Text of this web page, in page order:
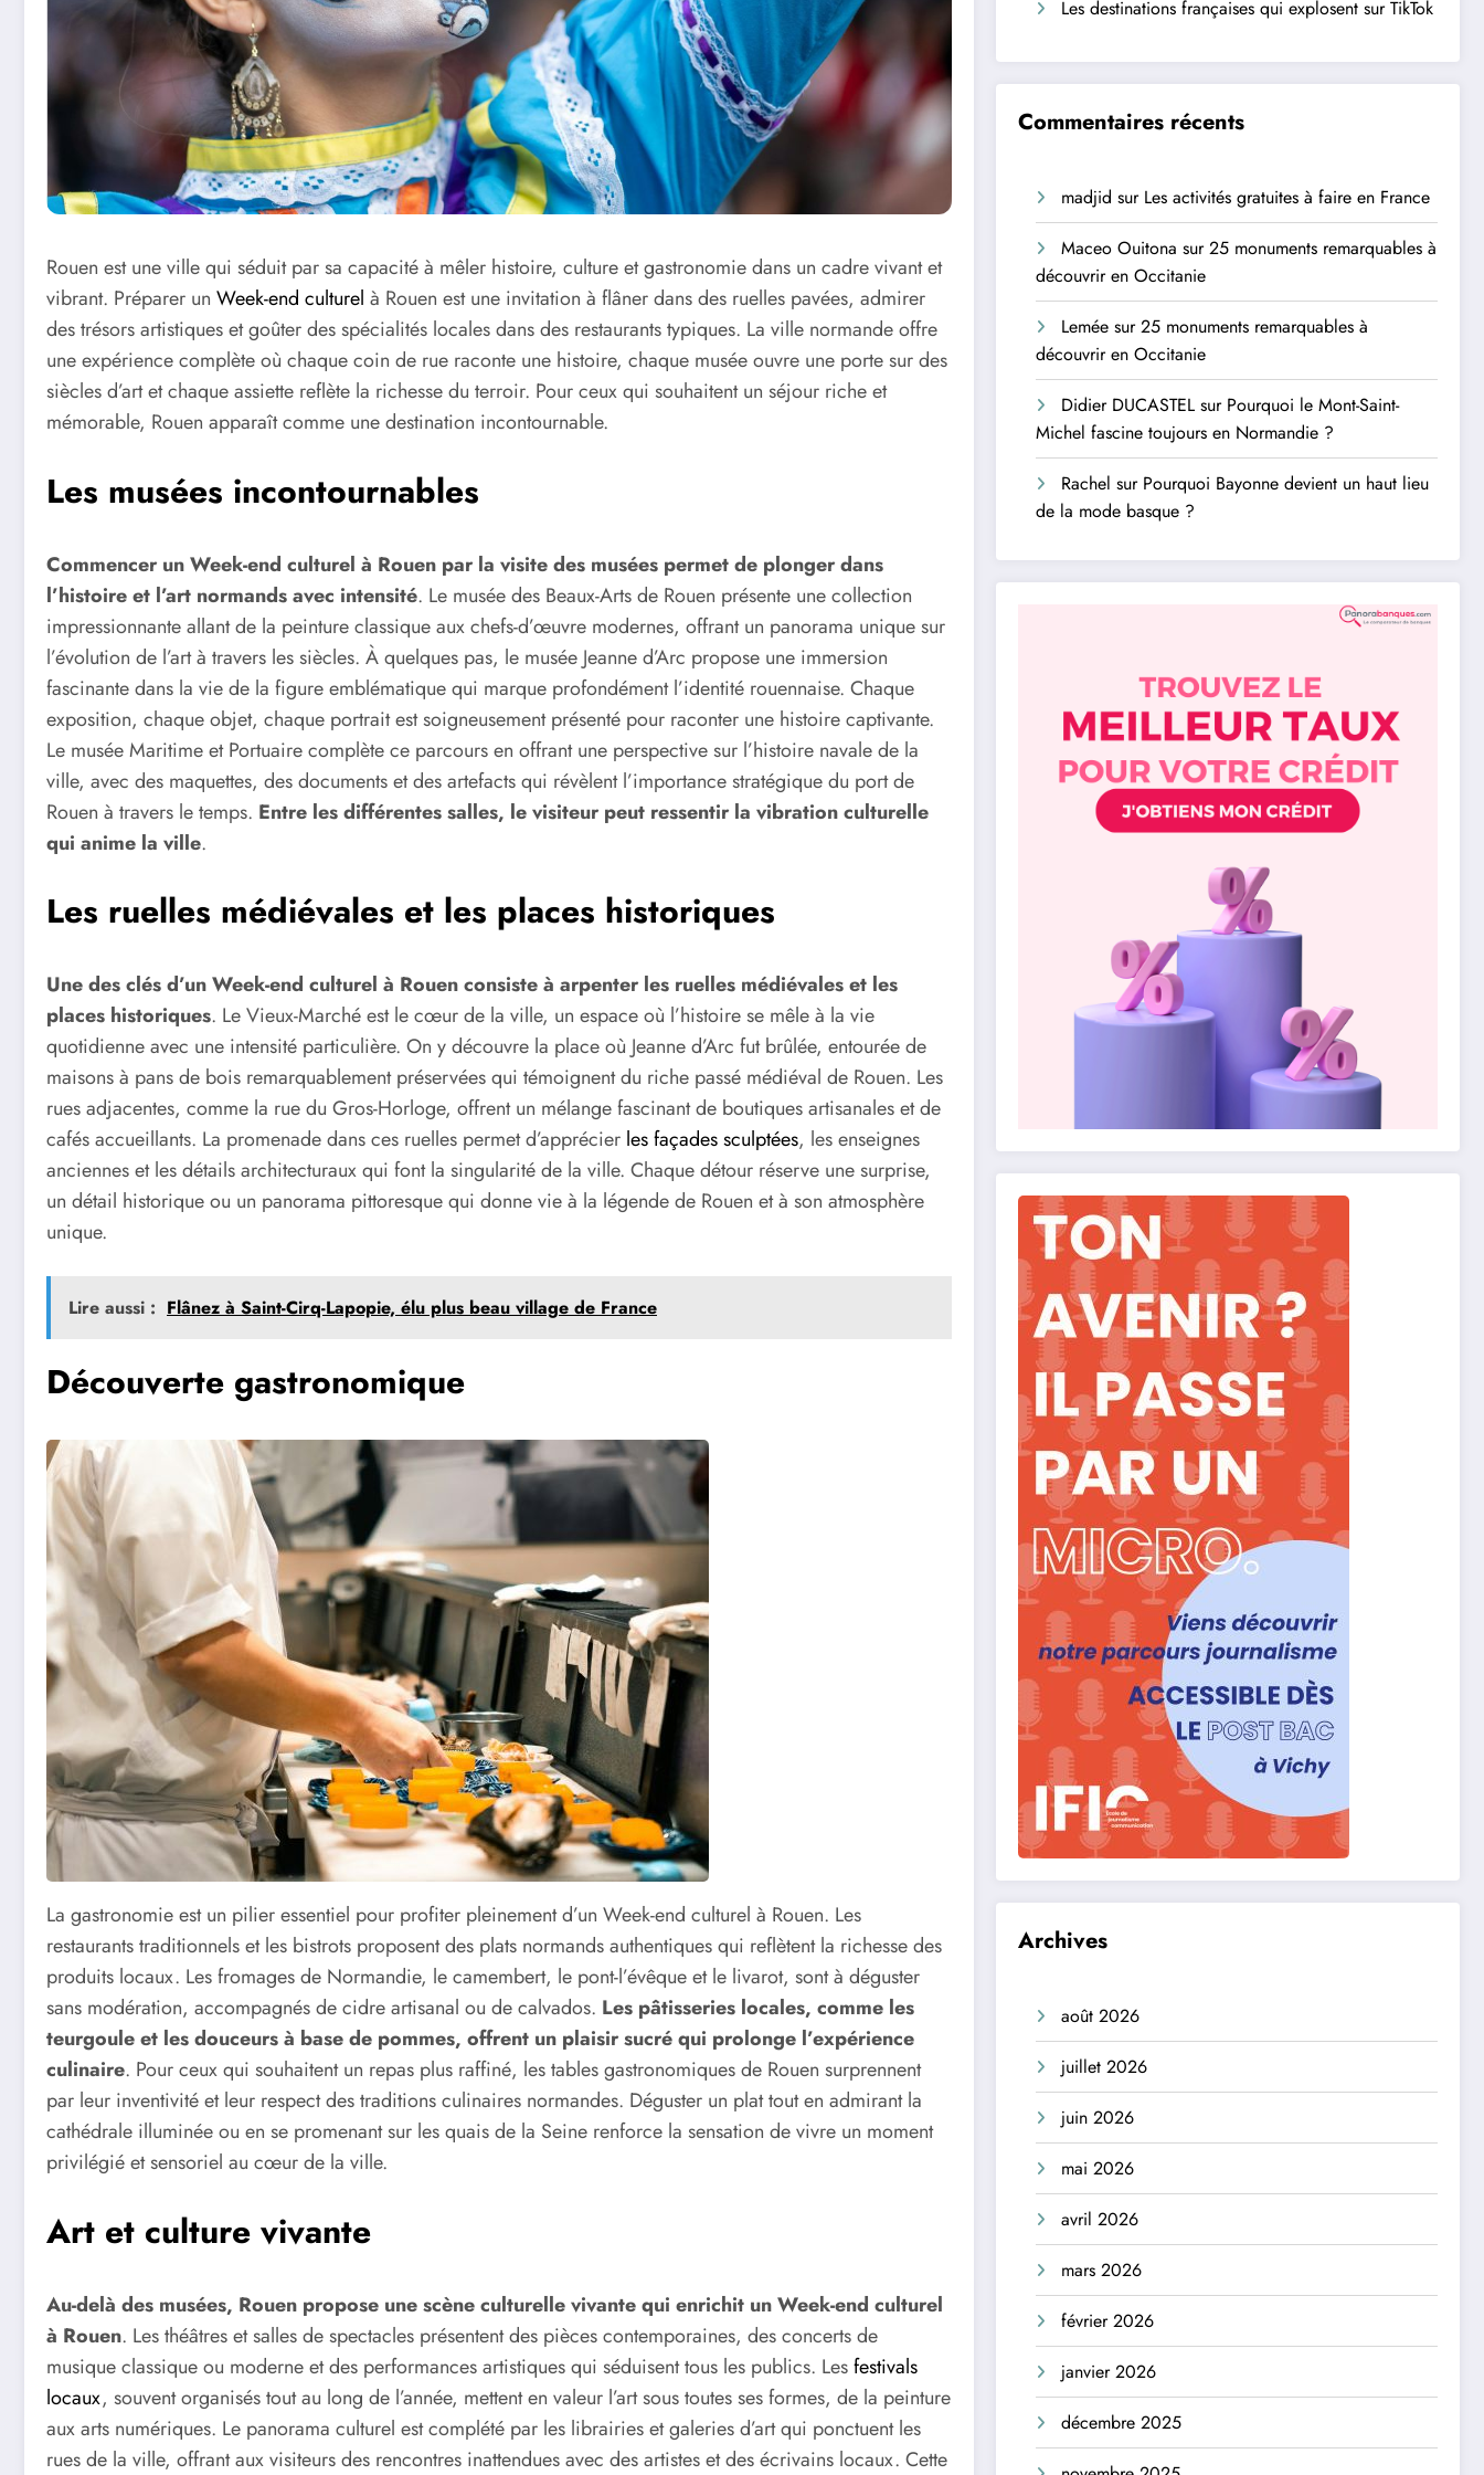
Rouen est une ville qui séduit par sa capacité à mêler histoire, culture et gastronomie dans un cadre vivant et
vibrant. Préparer un Week-end culturel à Rouen est une invitation à flâner dans des ruelles pavées, admirer
des trésors artistiques et goûter des spécialités locales dans des restaurants typiques. La ville normande offre
une expérience complète où chaque coin de rue raconte une histoire, chaque musée ouvre une porte sur des
siècles d’art et chaque assiette reflète la richesse du terroir. Pour ceux qui souhaitent un séjour riche et
mémorable, Rouen apparaît comme une destination incontournable.
Les musées incontournables
Commencer un Week-end culturel à Rouen par la visite des musées permet de plonger dans
l’histoire et l’art normands avec intensité. Le musée des Beaux-Arts de Rouen présente une collection
impressionnante allant de la peinture classique aux chefs-d’œuvre modernes, offrant un panorama unique sur
l’évolution de l’art à travers les siècles. À quelques pas, le musée Jeanne d’Arc propose une immersion
fascinante dans la vie de la figure emblématique qui marque profondément l’identité rouennaise. Chaque
exposition, chaque objet, chaque portrait est soigneusement présenté pour raconter une histoire captivante.
Le musée Maritime et Portuaire complète ce parcours en offrant une perspective sur l’histoire navale de la
ville, avec des maquettes, des documents et des artefacts qui révèlent l’importance stratégique du port de
Rouen à travers le temps. Entre les différentes salles, le visiteur peut ressentir la vibration culturelle
qui anime la ville.
Les ruelles médiévales et les places historiques
Une des clés d’un Week-end culturel à Rouen consiste à arpenter les ruelles médiévales et les
places historiques. Le Vieux-Marché est le cœur de la ville, un espace où l’histoire se mêle à la vie
quotidienne avec une intensité particulière. On y découvre la place où Jeanne d’Arc fut brûlée, entourée de
maisons à pans de bois remarquablement préservées qui témoignent du riche passé médiéval de Rouen. Les
rues adjacentes, comme la rue du Gros-Horloge, offrent un mélange fascinant de boutiques artisanales et de
cafés accueillants. La promenade dans ces ruelles permet d’apprécier les façades sculptées, les enseignes
anciennes et les détails architecturaux qui font la singularité de la ville. Chaque détour réserve une surprise,
un détail historique ou un panorama pittoresque qui donne vie à la légende de Rouen et à son atmosphère
unique.
Lire aussi : Flânez à Saint-Cirq-Lapopie, élu plus beau village de France
Découverte gastronomique
La gastronomie est un pilier essentiel pour profiter pleinement d’un Week-end culturel à Rouen. Les
restaurants traditionnels et les bistrots proposent des plats normands authentiques qui reflètent la richesse des
produits locaux. Les fromages de Normandie, le camembert, le pont-l’évêque et le livarot, sont à déguster
sans modération, accompagnés de cidre artisanal ou de calvados. Les pâtisseries locales, comme les
teurgoule et les douceurs à base de pommes, offrent un plaisir sucré qui prolonge l’expérience
culinaire. Pour ceux qui souhaitent un repas plus raffiné, les tables gastronomiques de Rouen surprennent
par leur inventivité et leur respect des traditions culinaires normandes. Déguster un plat tout en admirant la
cathédrale illuminée ou en se promenant sur les quais de la Seine renforce la sensation de vivre un moment
privilégié et sensoriel au cœur de la ville.
Art et culture vivante
Au-delà des musées, Rouen propose une scène culturelle vivante qui enrichit un Week-end culturel
à Rouen. Les théâtres et salles de spectacles présentent des pièces contemporaines, des concerts de
musique classique ou moderne et des performances artistiques qui séduisent tous les publics. Lesfestivals
locaux, souvent organisés tout au long de l’année, mettent en valeur l’art sous toutes ses formes, de la peinture
aux arts numériques. Le panorama culturel est complété par les librairies et galeries d’art qui ponctuent les
rues de la ville, offrant aux visiteurs des rencontres inattendues avec des artistes et des écrivains locaux. Cette
Les destinations françaises qui explosent sur TikTok
Commentaires récents
madjid sur Les activités gratuites à faire en France
Maceo Ouitona sur25 monuments remarquables à
découvrir en Occitanie
Lemée sur25 monuments remarquables à
découvrir en Occitanie
Didier DUCASTEL sur Pourquoi le Mont-Saint-
Michel fascine toujours en Normandie ?
Rachel sur Pourquoi Bayonne devient un haut lieu
de la mode basque ?
Archives
août 2026
juillet 2026
juin 2026
mai 2026
avril 2026
mars 2026
février 2026
janvier 2026
décembre 2025